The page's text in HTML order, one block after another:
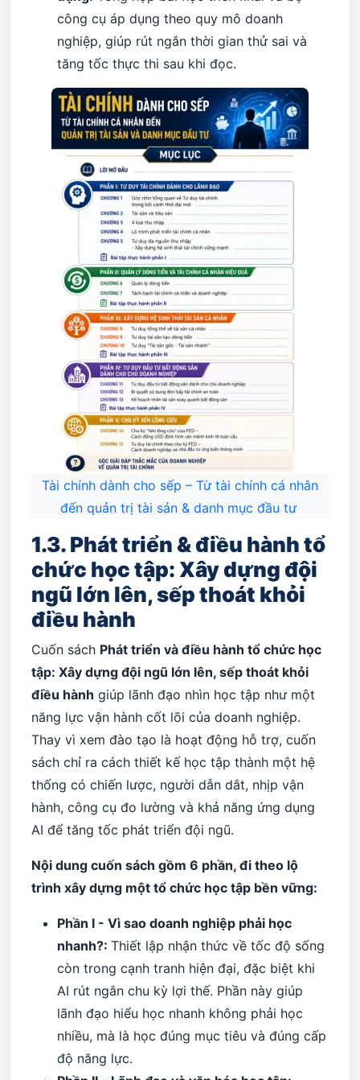
công cụ áp dụng theo quy mô doanh
nghiệp, giúp rút ngắn thời gian thử sai và
tăng tốc thực thi sau khi đọc.
Tài chính dành cho sếp – Từ tài chính cá nhân
đến quản trị tài sản & danh mục đầu tư
1.3. Phát triển & điều hành tổ
chức học tập: Xây dựng đội
ngũ lớn lên, sếp thoát khỏi
điều hành
Cuốn sách Phát triển và điều hành tổ chức học
tập: Xây dựng đội ngũ lớn lên, sếp thoát khỏi
điều hành giúp lãnh đạo nhìn học tập như một
năng lực vận hành cốt lõi của doanh nghiệp.
Thay vì xem đào tạo là hoạt động hỗ trợ, cuốn
sách chỉ ra cách thiết kế học tập thành một hệ
thống có chiến lược, người dẫn dắt, nhịp vận
hành, công cụ đo lường và khả năng ứng dụng
AI để tăng tốc phát triển đội ngũ.
Nội dung cuốn sách gồm 6 phần, đi theo lộ
trình xây dựng một tổ chức học tập bền vững:
Phần I - Vì sao doanh nghiệp phải học
nhanh?: Thiết lập nhận thức về tốc độ sống
còn trong cạnh tranh hiện đại, đặc biệt khi
AI rút ngắn chu kỳ lợi thế. Phần này giúp
lãnh đạo hiểu học nhanh không phải học
nhiều, mà là học đúng mục tiêu và đúng cấp
độ năng lực.